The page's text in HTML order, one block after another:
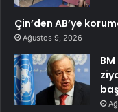
Çin’den AB’ye
Ağustos 9, 2026